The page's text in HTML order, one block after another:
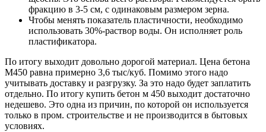
фракцию в 3-5 см, с одинаковым размером зерна.
Чтобы менять показатель пластичности, необходимо
использовать 30%-раствор воды. Он исполняет роль
пластификатора.
По итогу выходит довольно дорогой материал. Цена бетона
М450 равна примерно 3,6 тыс/куб. Помимо этого надо
учитывать доставку и разгрузку. За это надо будет заплатить
отдельно. По итогу купить бетон м 450 выходит достаточно
недешево. Это одна из причин, по которой он используется
только в пром. строительстве и не производится в бытовых
условиях.